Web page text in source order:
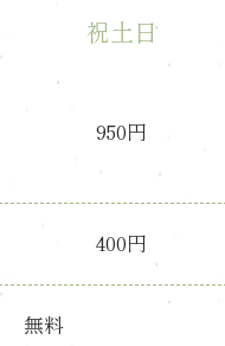
祝土日
950円
400円
​無料